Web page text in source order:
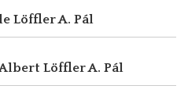
Löffler A. Pál
Albert Löffler A. Pál